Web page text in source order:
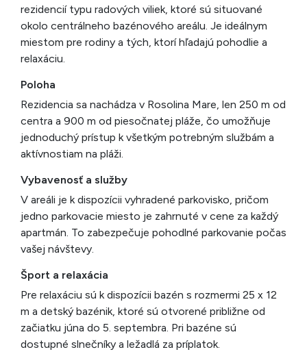
rezidencií typu radových viliek, ktoré sú situované
okolo centrálneho bazénového areálu. Je ideálnym
miestom pre rodiny a tých, ktorí hľadajú pohodlie a
relaxáciu.
Poloha
Rezidencia sa nachádza v Rosolina Mare, len 250 m od
centra a 900 m od piesočnatej pláže, čo umožňuje
jednoduchý prístup k všetkým potrebným službám a
aktívnostiam na pláži.
Vybavenosť a služby
V areáli je k dispozícii vyhradené parkovisko, pričom
jedno parkovacie miesto je zahrnuté v cene za každý
apartmán. To zabezpečuje pohodlné parkovanie počas
vašej návštevy.
Šport a relaxácia
Pre relaxáciu sú k dispozícii bazén s rozmermi 25 x 12
m a detský bazénik, ktoré sú otvorené približne od
začiatku júna do 5. septembra. Pri bazéne sú
dostupné slnečníky a ležadlá za príplatok.